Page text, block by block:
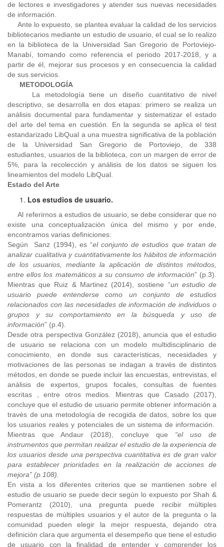
de lectores e investigadores y atender sus nuevas necesidades
de información.
Ante lo expuesto, se plantea evaluar la calidad de los servicios
bibliotecarios mediante un estudio de usuario, el cual se lo realizo
en la biblioteca de la Universidad San Gregorio de Portoviejo-
Manabí, tomando como referencia el periodo 2017-2018, y a
partir de él, mejorar sus procesos y en consecuencia la calidad
de sus servicios.
METODOLOGÍA
La metodología tiene un diseño cuantitativo de nivel
descriptivo, se desarrolla en dos etapas: primero se realiza un
análisis documental para fundamentar y sistematizar el estado
del arte del tema en cuestión. En la segunda se aplica el test
estandarizado LibQual a una muestra significativa de la población
de la Universidad San Gregorio de Portoviejo, de 338
estudiantes, usuarios de la biblioteca, con un margen de error de
5%, para la recolección y análisis de los datos se siguen los
lineamientos del modelo LibQual.
Estado del Arte
Los estudios de usuario.
Al referirnos a estudios de usuario, se debe considerar que no
existe una conceptualización única del mismo y por ende,
encontramos varias definiciones:
Según Sanz (1994), es “el conjunto de estudios que tratan de
analizar cualitativa y cuantitativamente los hábitos de información
de los usuarios, mediante la aplicación de distintos métodos,
entre ellos los matemáticos a su consumo de información” (p.3).
Mientras que Ruiz & Martinez (2014), sostiene “un estudio de
usuario puede entenderse como un conjunto de estudios
relacionados con las necesidades de información de individuos o
grupos y su comportamiento en la búsqueda y uso de
información” (p.4).
Desde otra perspectiva González (2018), anuncia que el estudio
de usuario se relaciona con un modelo multidisciplinario de
conocimiento, en donde sus características, necesidades y
motivaciones de las personas se indagan a través de distintos
métodos, en donde se puede incluir las encuestas, entrevistas, el
análisis de expertos, grupos focales, consultas de fuentes
escritas , entre otros medios. Mientras que Casado (2017),
concluye que el estudio de usuario permite obtener información a
través de una metodología de recogida de datos, sobre los que
los usuarios reales y potenciales de un sistema de información.
Mientras que Andaur (2018), concluye que “el uso de
instrumentos que permitan realizar el estudio de la experiencia de
los usuarios desde una perspectiva cuantitativa es de gran valor
para establecer prioridades en la realización de acciones de
mejora” (p.108).
En vista a los diferentes criterios que se mantienen sobre el
estudio de usuario se puede decir según lo expuesto por Shah &
Pomerantz (2010), una pregunta puede recibir múltiples
respuestas de múltiples usuarios y el autor de la pregunta o la
comunidad pueden elegir la mejor respuesta, dejando otra
definición clara que argumenta el desempeño que tiene el estudio
de usuario con la finalidad de entender y comprender los